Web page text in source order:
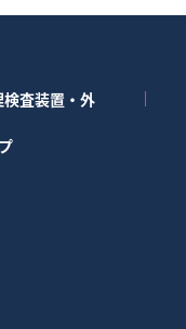
査装置・外